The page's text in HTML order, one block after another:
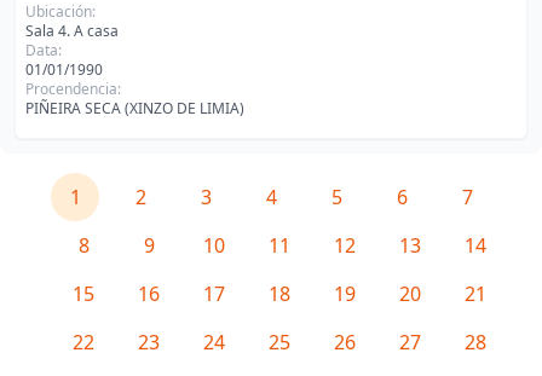
Ubicación:
Sala 4. A casa
Data:
01/01/1990
Procendencia:
PIÑEIRA SECA (XINZO DE LIMIA)
1 2 3 4 5 6
7
8
9 10 11 12 13
14
15
16 17 18 19 20
21
22
23 24 25 26 27
28